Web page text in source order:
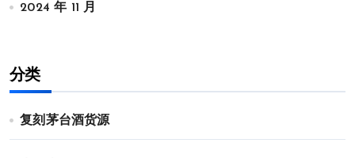
2024 年 11 月
分类
复刻茅台酒货源